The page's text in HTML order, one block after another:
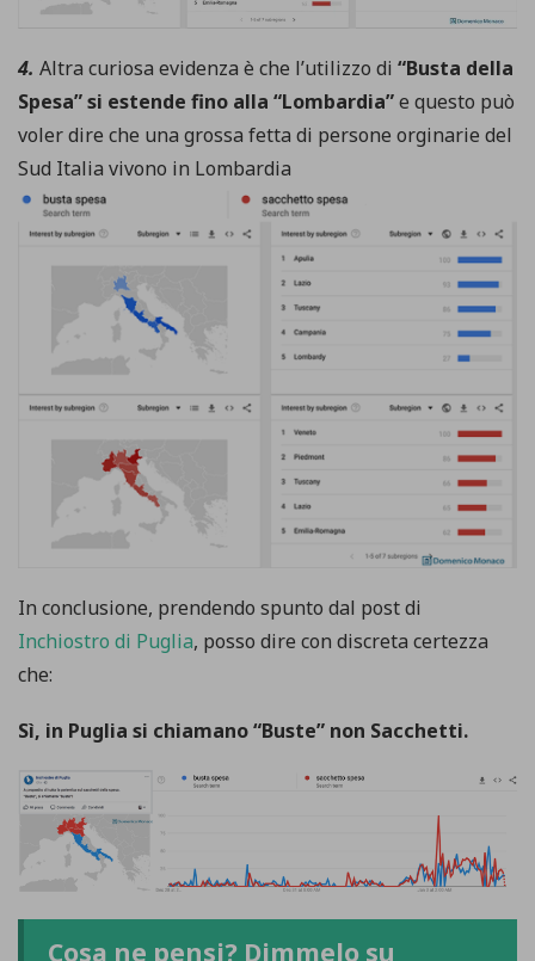
4. Altra curiosa evidenza è che l’utilizzo di “Busta della
Spesa” si estende fino alla “Lombardia”e questo può
voler dire che una grossa fetta di persone orginarie del
Sud Italia vivono in Lombardia
In conclusione, prendendo spunto dal post di
Inchiostro di Puglia, posso dire con discreta certezza
che:
Sì, in Puglia si chiamano “Buste” non Sacchetti.
Cosa ne pensi? Dimmelo su